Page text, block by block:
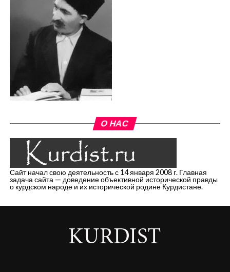
О НАС
Сайт начал свою деятельность с 14 января 2008 г. Главная
задача сайта — доведение объективной исторической правды
о курдском народе и их исторической родине Курдистане.